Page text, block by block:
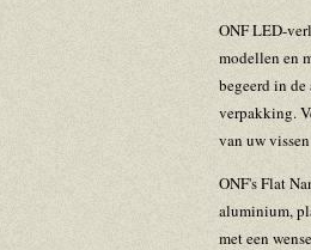
ONF LED-
modellen en
begeerd in
verpakking.
van uw
ONF's Flat
aluminium,
met een